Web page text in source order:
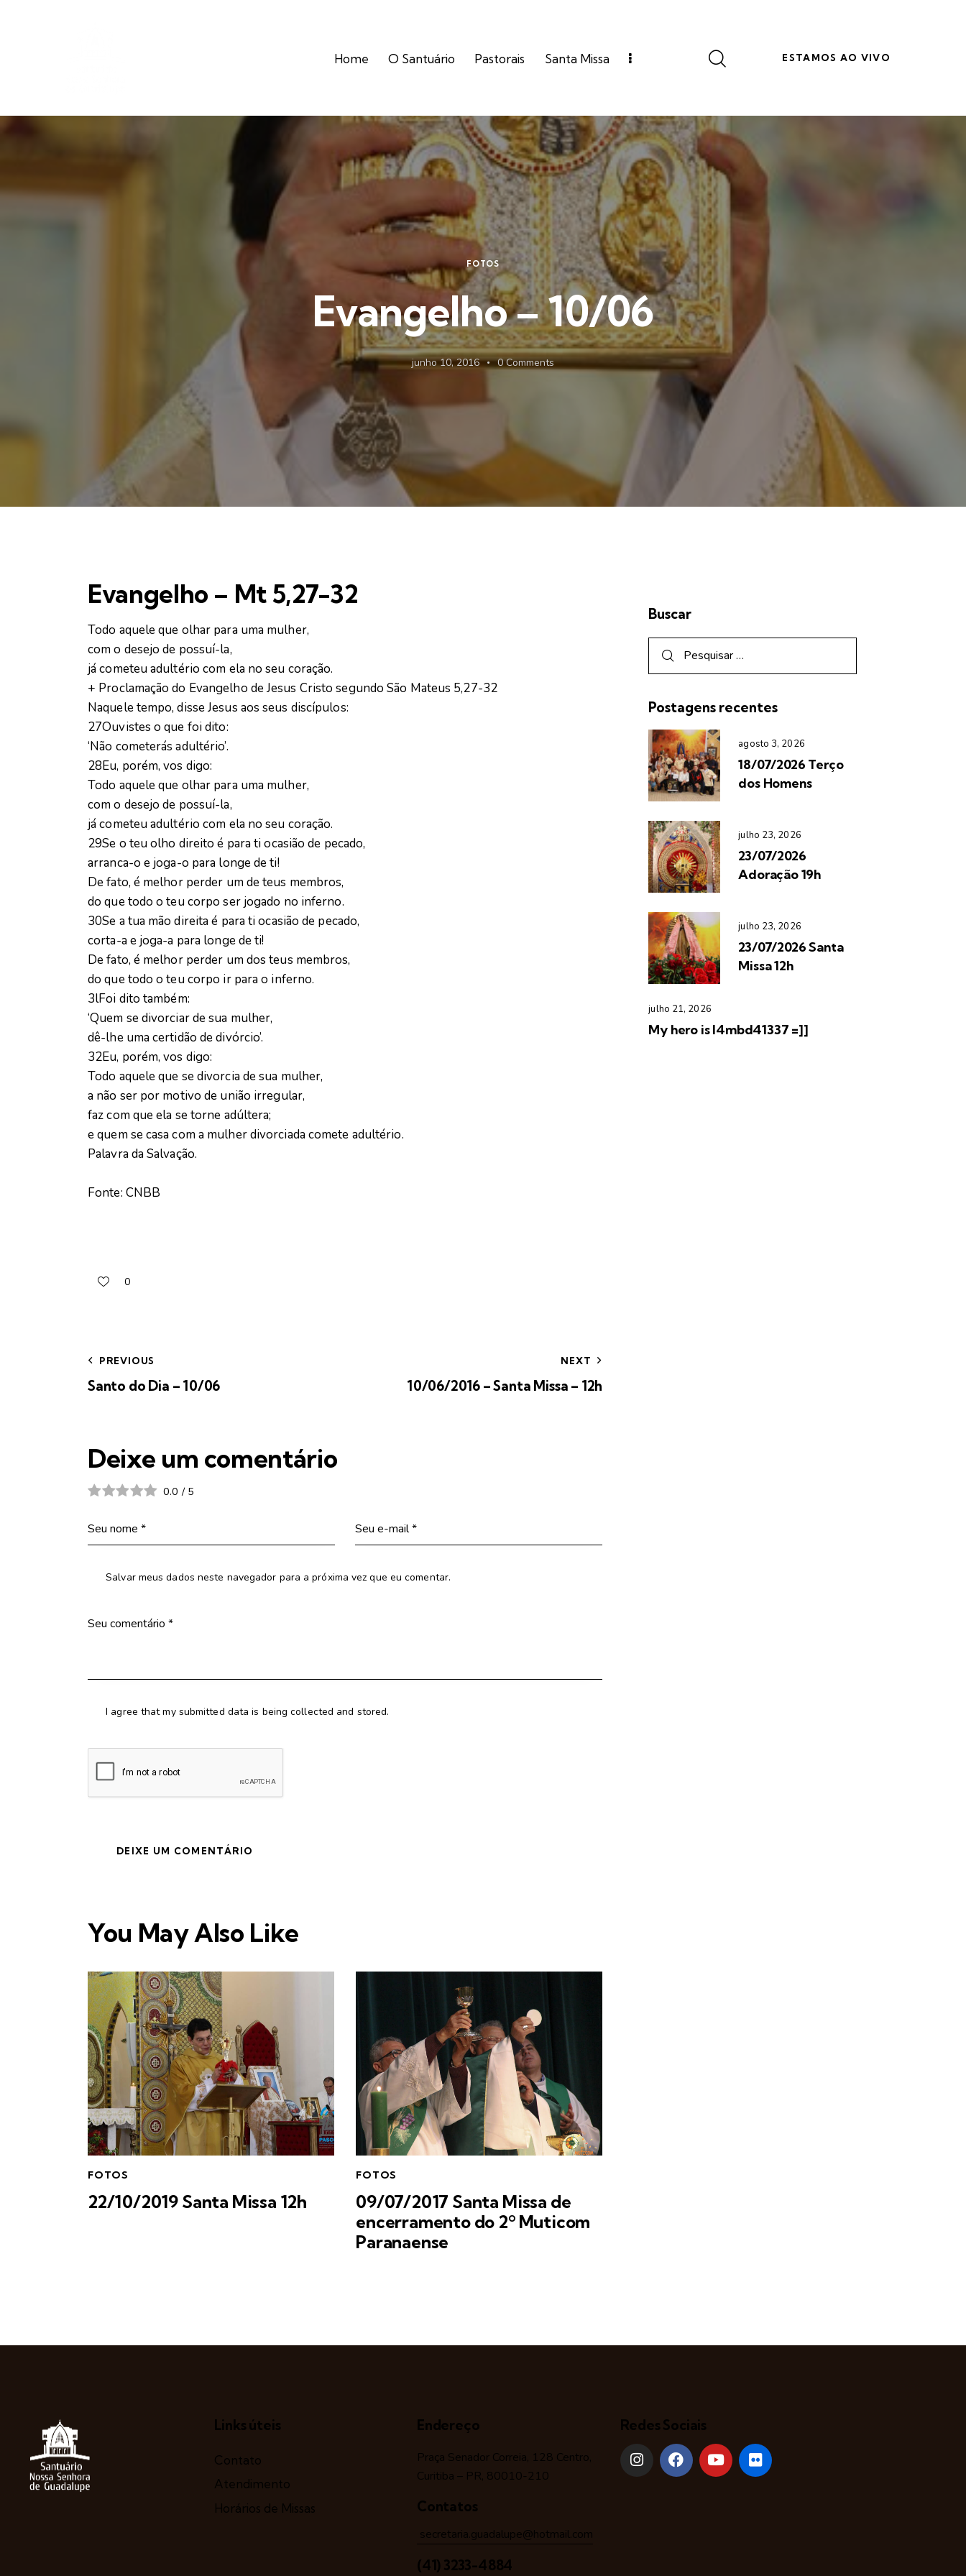
Home O Santuário Pastorais Santa Missa ESTAMOS AO VIVO
FOTOS
Evangelho – 10/06
junho 10, 2016 0 Comments
Evangelho – Mt 5,27-32
Todo aquele que olhar para uma mulher,
com o desejo de possuí-la,
já cometeu adultério com ela no seu coração.
+ Proclamação do Evangelho de Jesus Cristo segundo São Mateus 5,27-32
Naquele tempo, disse Jesus aos seus discípulos:
27Ouvistes o que foi dito:
‘Não cometerás adultério’.
28Eu, porém, vos digo:
Todo aquele que olhar para uma mulher,
com o desejo de possuí-la,
já cometeu adultério com ela no seu coração.
29Se o teu olho direito é para ti ocasião de pecado,
arranca-o e joga-o para longe de ti!
De fato, é melhor perder um de teus membros,
do que todo o teu corpo ser jogado no inferno.
30Se a tua mão direita é para ti ocasião de pecado,
corta-a e joga-a para longe de ti!
De fato, é melhor perder um dos teus membros,
do que todo o teu corpo ir para o inferno.
3lFoi dito também:
‘Quem se divorciar de sua mulher,
dê-lhe uma certidão de divórcio’.
32Eu, porém, vos digo:
Todo aquele que se divorcia de sua mulher,
a não ser por motivo de união irregular,
faz com que ela se torne adúltera;
e quem se casa com a mulher divorciada comete adultério.
Palavra da Salvação.
Fonte: CNBB
0
PREVIOUS
Santo do Dia – 10/06
NEXT
10/06/2016 – Santa Missa – 12h
Deixe um comentário
0.0 / 5
Salvar meus dados neste navegador para a próxima vez que eu comentar.
I agree that my submitted data is being collected and stored.
You May Also Like
FOTOS
22/10/2019 Santa Missa 12h
FOTOS
09/07/2017 Santa Missa de
encerramento do 2º Muticom
Paranaense
Buscar
Postagens recentes
agosto 3, 2026
18/07/2026 Terço
dos Homens
julho 23, 2026
23/07/2026
Adoração 19h
julho 23, 2026
23/07/2026 Santa
Missa 12h
julho 21, 2026
My hero is l4mbd41337 =]]
Links úteis
Contato
Atendimento
Horários de Missas
Endereço
Praça Senador Correia, 128 Centro,
Curitiba – PR, 80010-210
Contatos
secretaria.guadalupe@hotmail.com
(41) 3233-4884
Redes Sociais